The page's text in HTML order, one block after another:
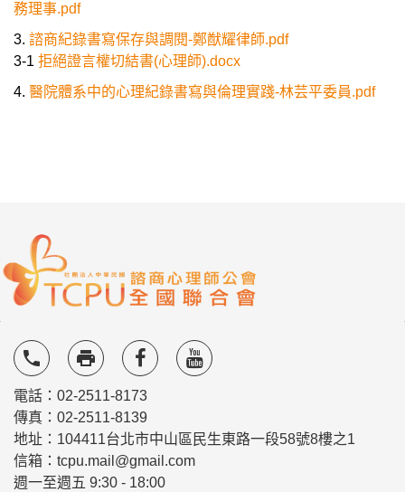
務理事.pdf
3. 諮商紀錄書寫保存與調閱-鄭猷耀律師.pdf
3-1 拒絕證言權切結書(心理師).docx
4. 醫院體系中的心理紀錄書寫與倫理實踐-林芸平委員.pdf
local_phone local_printshop
電話：02-2511-8173
傳真：02-2511-8139
地址：104411台北市中山區民生東路一段58號8樓之1
信箱：tcpu.mail@gmail.com
週一至週五 9:30 - 18:00